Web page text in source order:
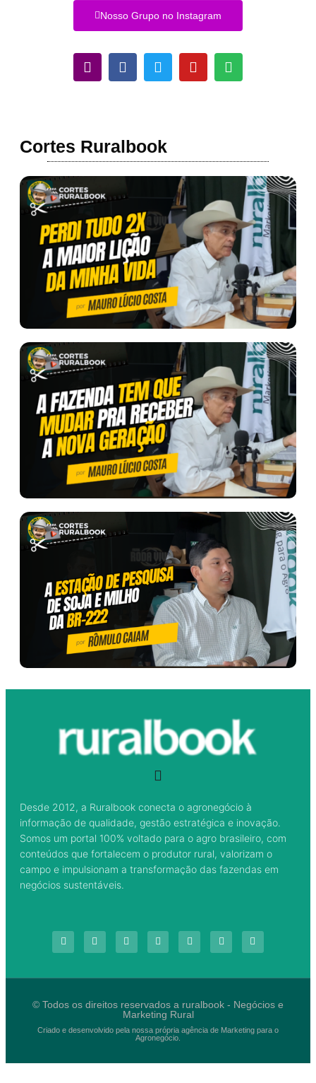
Nosso Grupo no Instagram
Cortes Ruralbook
Desde 2012, a Ruralbook conecta o agronegócio à
informação de qualidade, gestão estratégica e inovação.
Somos um portal 100% voltado para o agro brasileiro, com
conteúdos que fortalecem o produtor rural, valorizam o
campo e impulsionam a transformação das fazendas em
negócios sustentáveis.
© Todos os direitos reservados a ruralbook - Negócios e
Marketing Rural
Criado e desenvolvido pela nossa própria agência de Marketing para o
Agronegócio.